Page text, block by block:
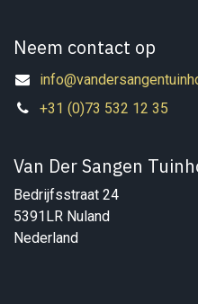
Neem contact op
+31 (0)73 532 12 35
Van Der Sangen
Bedrijfsstraat 24
5391LR Nuland
Nederland